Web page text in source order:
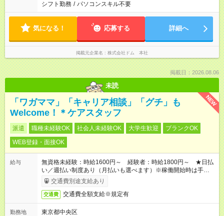
シフト勤務 / パソコンスキル不要
気になる！ 応募する 詳細へ
掲載元企業名 株式会社ドム 本社
掲載日：2026.08.06
未読
NEW
「ワガママ」「キャリア相談」「グチ」も
Welcome！＊ケアスタッフ
派遣 職種未経験OK 社会人未経験OK 大学生歓迎
ブランクOK
WEB登録・面接OK
給与
無資格未経験：時給1600円～ 経験者：時給1800円～ ★日払
い／週払い制度あり（月払いも選べます）※稼働開始時は手続き
完了次第のお支払いとなります。
交通費別途支給あり
交通費 交通費全額支給※規定有
勤務地
東京都中央区